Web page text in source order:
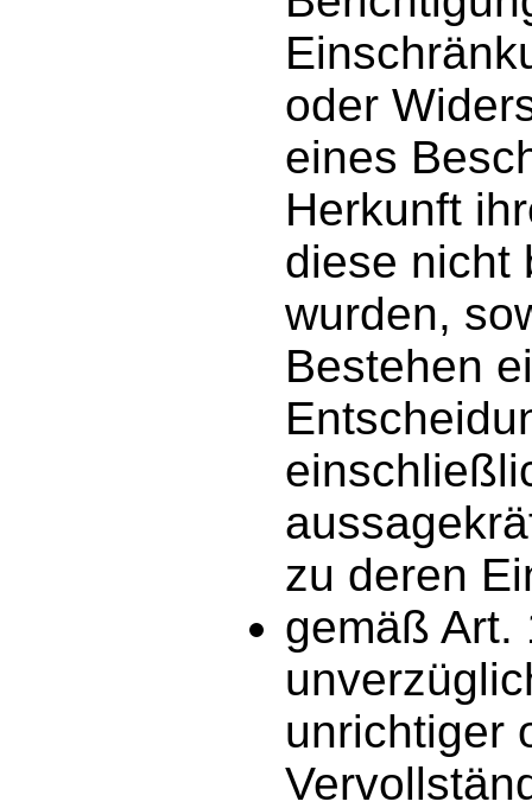
oder
eines
Herkunft
diese nicht
wurden,
Bestehen
zu deren
gemäß Art.
unrichtiger